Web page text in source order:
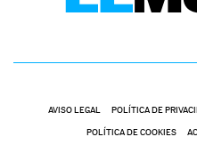
AVISO LEGAL POLÍTICA DE
POLÍTICA DE COOKIES